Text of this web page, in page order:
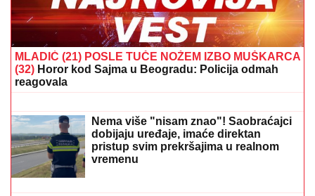
(FOTO) FLUORESCENTNI BIKINI I
CRVENI OGRTAČ NA VATRENOJ
PLAVUŠIĆerka Jasne Milenković
Jami izazvala kolaps na letovanju,
pokazala kako uživa
Jezivi detalji tragedije u Borči, mladić
(28) upao u MULJ dubok 5 metara:
"Jadno dete, da tako strada..." (FOTO,
VIDEO)